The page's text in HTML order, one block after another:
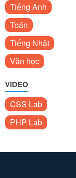
Tiếng Anh
Toán
Tiếng Nhật
Văn học
VIDEO
CSS Lab
PHP Lab